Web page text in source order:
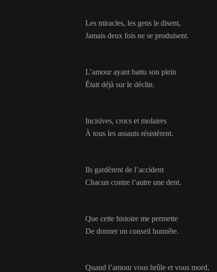
Les miracles, les gens le disent,
Jamais deux fois ne se produisent.
L’amour ayant battu son plein
Était déjà sur le déclin.
Incisives, crocs et molaires
À tous les assauts résistèrent.
Ils gardèrent de l’accident
Chacun contre l’autre une dent.
Que cette histoire me permette
De donner un conseil honnête.
Quand l’amour vous brûle et vous mord,